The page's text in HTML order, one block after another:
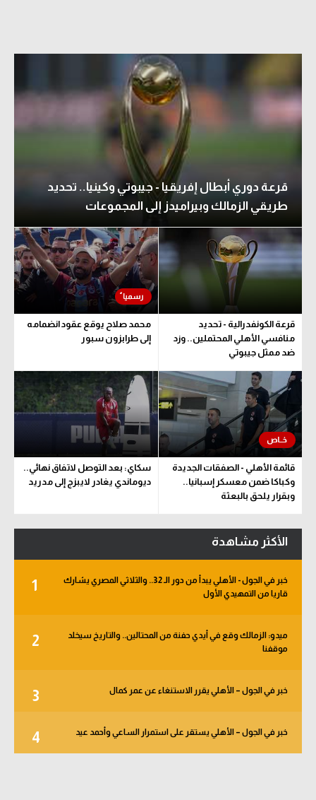
قرعة دوري أبطال إفريقيا - جيبوتي وكينيا.. تحديد
طريقي الزمالك وبيراميدز إلى المجموعات
قرعة الكونفدرالية - تحديد
منافسي الأهلي المحتملين.. وزد
ضد ممثل جيبوتي
محمد صلاح يوقع عقود انضمامه
إلى طرابزون سبور
قائمة الأهلي - الصفقات الجديدة
وكباكا ضمن معسكر إسبانيا..
وبقرار يلحق بالبعثة
سكاي: بعد التوصل لاتفاق نهائي..
ديوماندي يغادر لايبزج إلى مدريد
الأكثر مشاهدة
1
خبر في الجول - الأهلي يبدأ من دور الـ 32.. والثلاثي المصري يشارك
قاريا من التمهيدي الأول
2
ميدو: الزمالك وقع في أيدي حفنة من المحتالين.. والتاريخ سيخلد
موقفنا
3 خبر في الجول – الأهلي يقرر الاستنغاء عن عمر كمال
4 خبر في الجول – الأهلي يستقر على استمرار الساعي وأحمد عيد